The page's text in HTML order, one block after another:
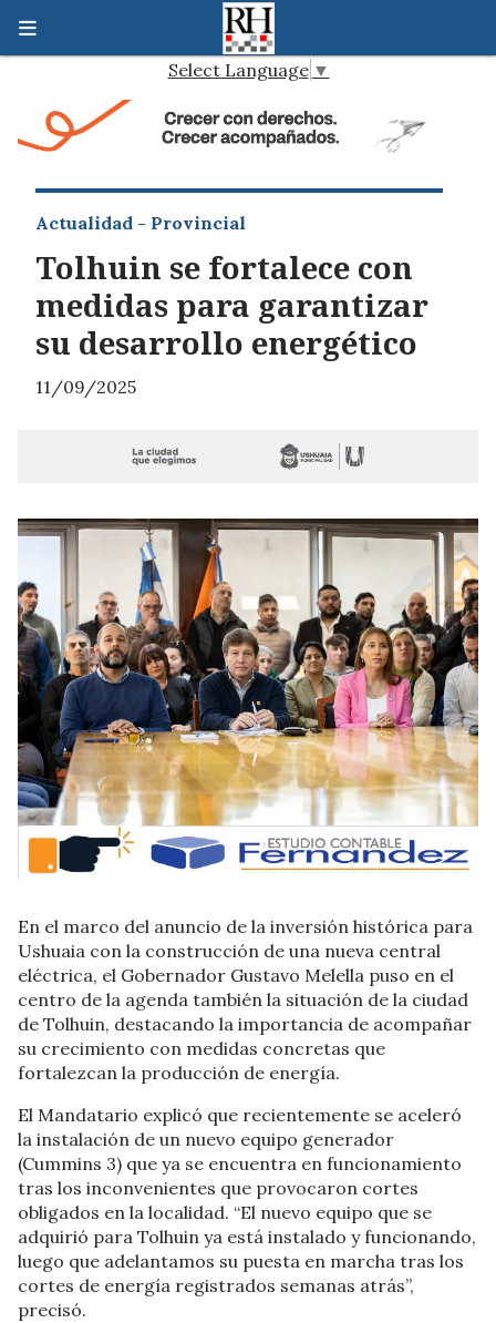
Select Language ▼
Tolhuin se fortalece con
medidas para garantizar
su desarrollo energético
Actualidad - Provincial
11/09/2025
En el marco del anuncio de la inversión histórica para
Ushuaia con la construcción de una nueva central
eléctrica, el Gobernador Gustavo Melella puso en el
centro de la agenda también la situación de la ciudad
de Tolhuin, destacando la importancia de acompañar
su crecimiento con medidas concretas que
fortalezcan la producción de energía.
El Mandatario explicó que recientemente se aceleró
la instalación de un nuevo equipo generador
(Cummins 3) que ya se encuentra en funcionamiento
tras los inconvenientes que provocaron cortes
obligados en la localidad. “El nuevo equipo que se
adquirió para Tolhuin ya está instalado y funcionando,
luego que adelantamos su puesta en marcha tras los
cortes de energía registrados semanas atrás”,
precisó.